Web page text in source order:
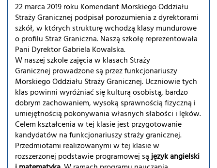
22 marca 2019 roku Komendant Morskiego Oddziału
Straży Granicznej podpisał porozumienia z dyrektorami
szkół, w których strukturę wchodzą klasy mundurowe
o profilu Straż Graniczna. Naszą szkołę reprezentowała
Pani Dyrektor Gabriela Kowalska.
W naszej szkole zajęcia w klasach Straży
Granicznej prowadzone są przez funkcjonariuszy
Morskiego Oddziału Straży Granicznej. Uczniowie tych
klas powinni wyróżniać się kulturą osobistą, bardzo
dobrym zachowaniem, wysoką sprawnością fizyczną i
umiejętnością pokonywania własnych słabości i lęków.
Celem kształcenia w tej klasie jest przygotowanie
kandydatów na funkcjonariuszy straży granicznej.
Przedmiotami realizowanymi w tej klasie w
rozszerzonej podstawie programowej sąjęzyk angielski